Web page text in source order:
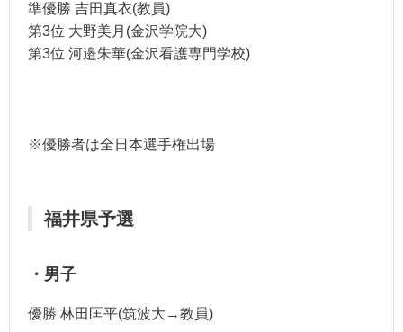
準優勝 吉田真衣(教員)
第3位 大野美月(金沢学院大)
第3位 河邉朱華(金沢看護専門学校)
※優勝者は全日本選手権出場
福井県予選
・男子
優勝 林田匡平(筑波大→教員)